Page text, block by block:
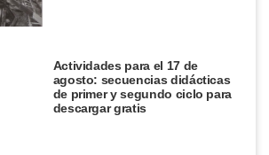
Actividades para el 17 de
agosto: secuencias didácticas
de primer y segundo ciclo para
descargar gratis